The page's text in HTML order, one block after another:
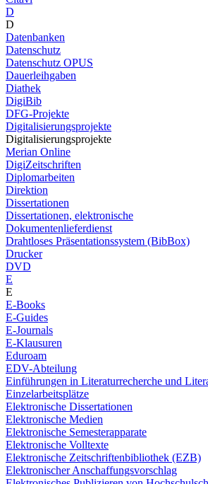
D
D
Datenbanken
Datenschutz
Datenschutz OPUS
Dauerleihgaben
Diathek
DigiBib
DFG-Projekte
Digitalisierungsprojekte
Digitalisierungsprojekte
Merian Online
DigiZeitschriften
Diplomarbeiten
Direktion
Dissertationen
Dissertationen, elektronische
Dokumentenlieferdienst
Drahtloses Präsentationssystem (BibBox)
Drucker
DVD
E
E
E-Books
E-Guides
E-Journals
E-Klausuren
Eduroam
EDV-Abteilung
Einführungen in Literaturrecherche und
Einzelarbeitsplätze
Elektronische Dissertationen
Elektronische Medien
Elektronische Semesterapparate
Elektronische Volltexte
Elektronische Zeitschriftenbibliothek (EZB)
Elektronischer Anschaffungsvorschlag